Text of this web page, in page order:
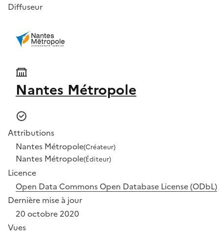
Diffuseur
Nantes Métropole
Attributions
Nantes Métropole(Créateur)
Nantes Métropole(Éditeur)
Licence
Open Data Commons Open Database License (ODbL)
Dernière mise à jour
20 octobre 2020
Vues